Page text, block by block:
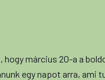
március 20-a a
egy napot arra, ami